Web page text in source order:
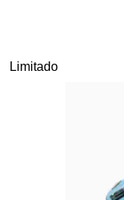
Limitado
Diapositiva 15 de 20